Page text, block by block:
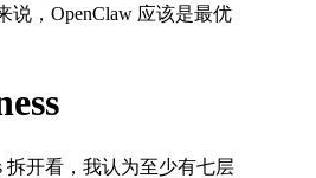
说，OpenClaw 应该是最优
拆开看，我认为至少有七层